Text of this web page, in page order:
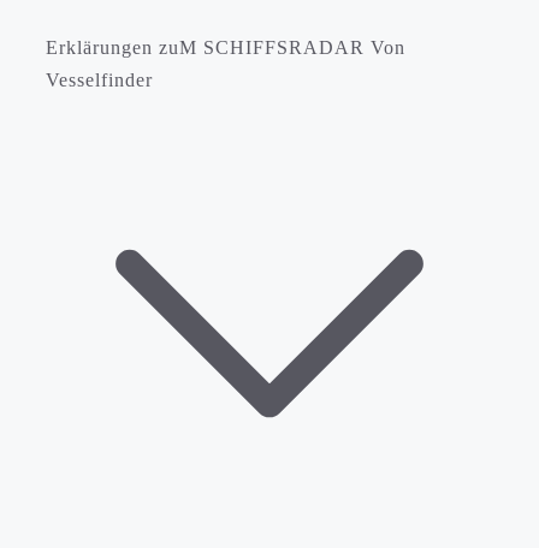
Erklärungen zuM SCHIFFSRADAR Von
Vesselfinder